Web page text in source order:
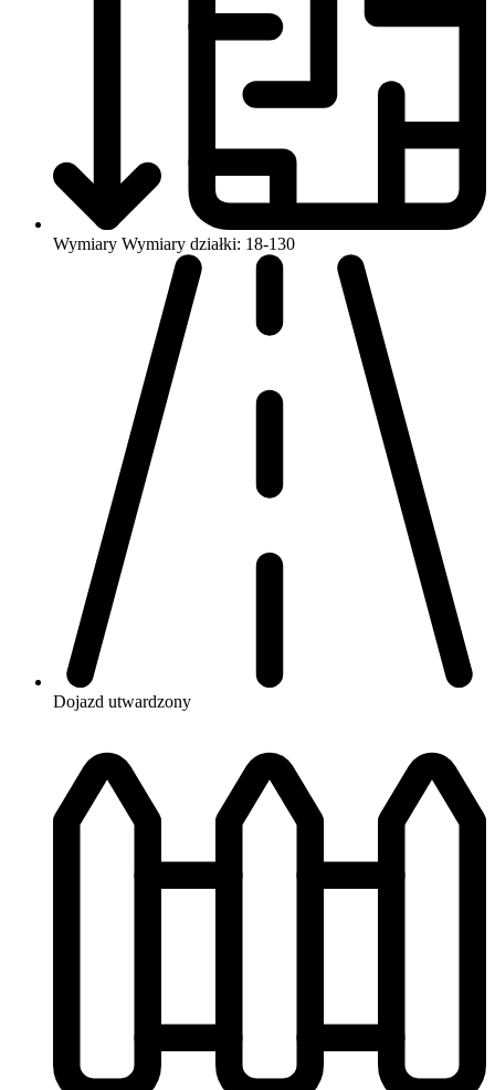
Wymiary Wymiary działki: 18-130
Dojazd utwardzony